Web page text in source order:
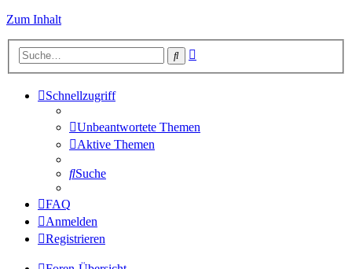
Zum Inhalt
Suche
Schnellzugriff
Unbeantwortete Themen
Aktive Themen
Suche
FAQ
Anmelden
Registrieren